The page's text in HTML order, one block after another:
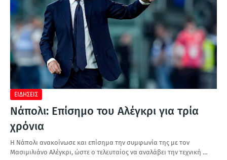
ΕΙΔΗΣΕΙΣ
Νάπολι: Επίσημο του Αλέγκρι για τρία
χρόνια
Η Νάπολι ανακοίνωσε και επίσημα την συμφωνία της με τον
Μασιμιλιάνο Αλέγκρι, ώστε ο τελευταίος να αναλάβει την τεχνική …